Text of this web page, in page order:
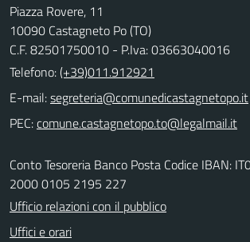
Piazza Rovere, 11
10090 Castagneto Po (TO)
C.F. 82501750010 - P.Iva: 03663040016
Telefono:(+39)011.912921
E-mail:
PEC:
Conto Tesoreria Banco Posta Codice IBAN:
2000 0105 2195 227
Ufficio relazioni con il pubblico
Uffici e orari